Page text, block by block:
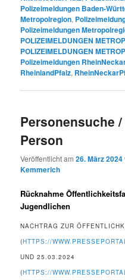
Polizeimeldungen Baden-
Metropolregion,
Polizeimeldungen
POLIZEIMELDUNGEN
POLIZEIMELDUNGEN
Polizeimeldungen
RheinlandPfalz,
Personensuche
Person
Veröffentlicht am26. März 2024
Kemmerich
Rücknahme
Jugendlichen
NACHTRAG ZUR
(HTTPS://
UND 25.03.2024
(HTTPS://